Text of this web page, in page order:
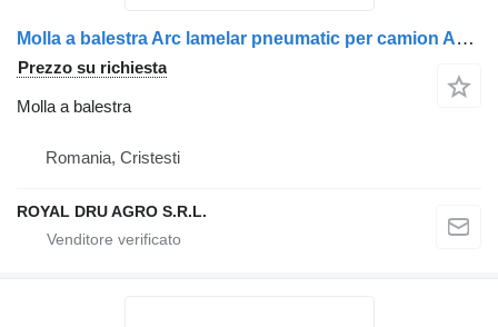
Molla a balestra Arc lamelar pneumatic per camion AXA motor stânga Scania 1769877-11
Prezzo su richiesta
Molla a balestra
Romania, Cristesti
ROYAL DRU AGRO S.R.L.